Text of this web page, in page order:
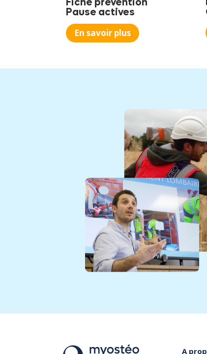
Pause actives
En savoir plus
A